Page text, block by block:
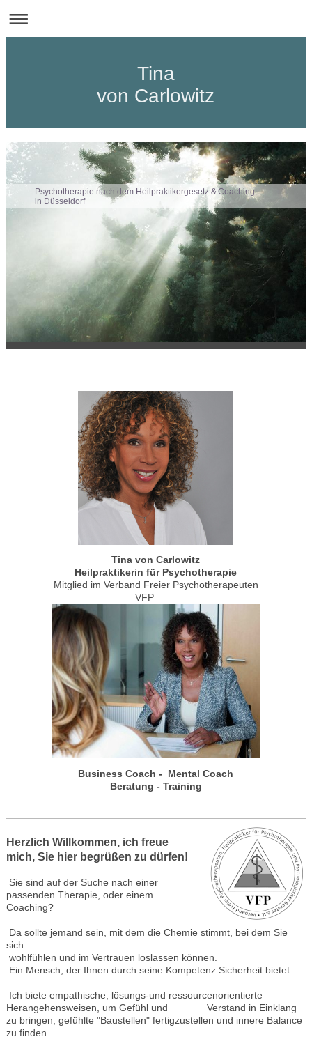
Tina
von Carlowitz
Psychotherapie nach dem Heilpraktikergesetz & Coaching
in Düsseldorf
Tina von Carlowitz
Heilpraktikerinfür Psychotherapie
Mitglied im Verband Freier Psychotherapeuten
VFP
Business Coach - Mental Coach
Beratung - Training
Herzlich Willkommen, ich freue
mich, Sie hier begrüßen zu dürfen!
Sie sind auf der Suche nach einer
passenden Therapie, oder einem
Coaching?
Da sollte jemand sein, mit dem die Chemie stimmt, bei dem Sie
sich
wohlfühlen und im Vertrauen loslassen können.
Ein Mensch, der Ihnen durch seine Kompetenz Sicherheit bietet.
Ich biete empathische, lösungs-und ressourcenorientierte
Herangehensweisen, um Gefühl und Verstand in Einklang
zu bringen, gefühlte "Baustellen" fertigzustellen und innere Balance
zu finden.